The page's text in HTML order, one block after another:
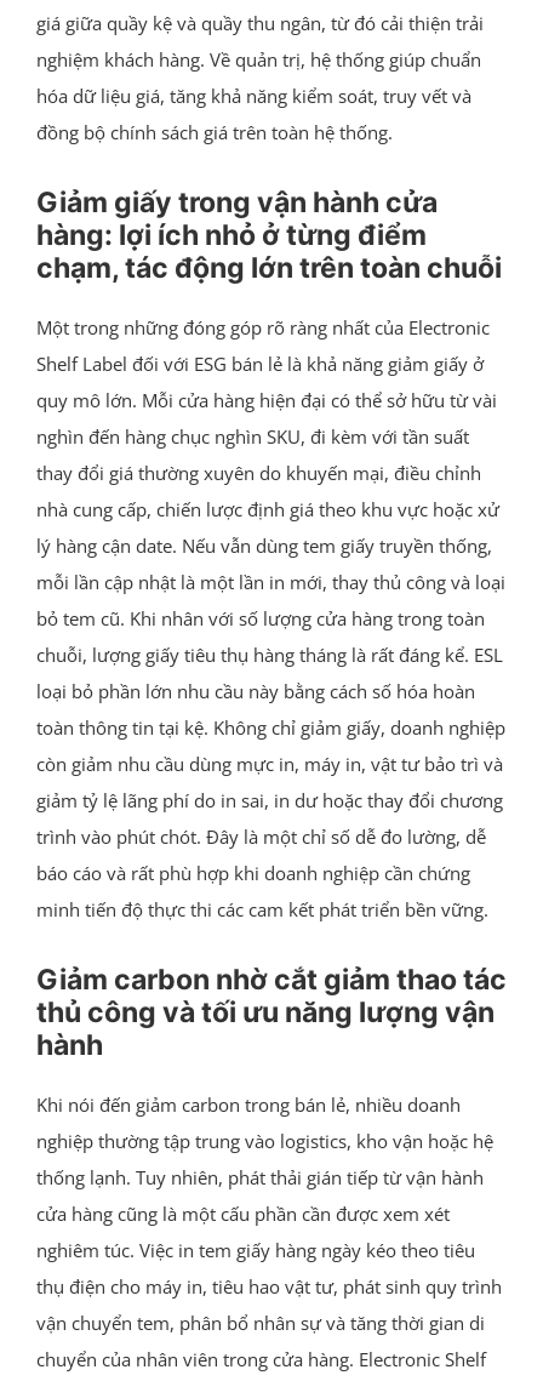
giá giữa quầy kệ và quầy thu ngân, từ đó cải thiện trải
nghiệm khách hàng. Về quản trị, hệ thống giúp chuẩn
hóa dữ liệu giá, tăng khả năng kiểm soát, truy vết và
đồng bộ chính sách giá trên toàn hệ thống.
Giảm giấy trong vận hành cửa
hàng: lợi ích nhỏ ở từng điểm
chạm, tác động lớn trên toàn chuỗi
Một trong những đóng góp rõ ràng nhất của Electronic
Shelf Label đối với ESG bán lẻ là khả năng giảm giấy ở
quy mô lớn. Mỗi cửa hàng hiện đại có thể sở hữu từ vài
nghìn đến hàng chục nghìn SKU, đi kèm với tần suất
thay đổi giá thường xuyên do khuyến mại, điều chỉnh
nhà cung cấp, chiến lược định giá theo khu vực hoặc xử
lý hàng cận date. Nếu vẫn dùng tem giấy truyền thống,
mỗi lần cập nhật là một lần in mới, thay thủ công và loại
bỏ tem cũ. Khi nhân với số lượng cửa hàng trong toàn
chuỗi, lượng giấy tiêu thụ hàng tháng là rất đáng kể. ESL
loại bỏ phần lớn nhu cầu này bằng cách số hóa hoàn
toàn thông tin tại kệ. Không chỉ giảm giấy, doanh nghiệp
còn giảm nhu cầu dùng mực in, máy in, vật tư bảo trì và
giảm tỷ lệ lãng phí do in sai, in dư hoặc thay đổi chương
trình vào phút chót. Đây là một chỉ số dễ đo lường, dễ
báo cáo và rất phù hợp khi doanh nghiệp cần chứng
minh tiến độ thực thi các cam kết phát triển bền vững.
Giảm carbon nhờ cắt giảm thao tác
thủ công và tối ưu năng lượng vận
hành
Khi nói đến giảm carbon trong bán lẻ, nhiều doanh
nghiệp thường tập trung vào logistics, kho vận hoặc hệ
thống lạnh. Tuy nhiên, phát thải gián tiếp từ vận hành
cửa hàng cũng là một cấu phần cần được xem xét
nghiêm túc. Việc in tem giấy hàng ngày kéo theo tiêu
thụ điện cho máy in, tiêu hao vật tư, phát sinh quy trình
vận chuyển tem, phân bổ nhân sự và tăng thời gian di
chuyển của nhân viên trong cửa hàng. Electronic Shelf